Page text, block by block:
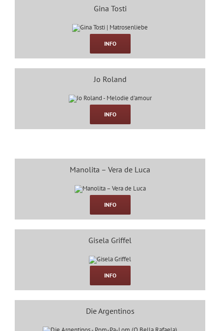
Gina Tosti
INFO
Jo Roland
INFO
Manolita – Vera de Luca
INFO
Gisela Griffel
INFO
Die Argentinos